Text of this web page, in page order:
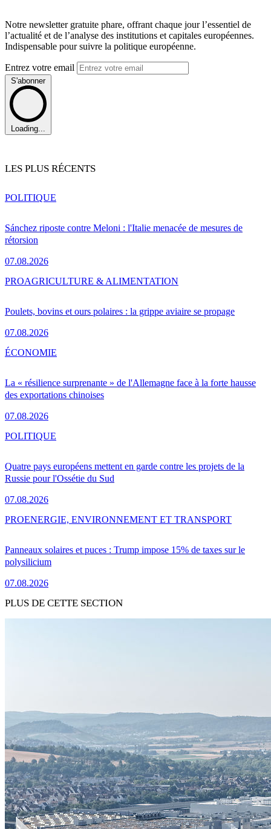
Notre newsletter gratuite phare, offrant chaque jour l’essentiel de
l’actualité et de l’analyse des institutions et capitales européennes.
Indispensable pour suivre la politique européenne.
Entrez votre email
S'abonner
Loading...
LES PLUS RÉCENTS
Sánchez riposte contre Meloni : l'Italie menacée de mesures de
rétorsion
07.08.2026
POLITIQUE
Poulets, bovins et ours polaires : la grippe aviaire se propage
07.08.2026
PROAGRICULTURE & ALIMENTATION
La « résilience surprenante » de l'Allemagne face à la forte hausse
des exportations chinoises
07.08.2026
ÉCONOMIE
Quatre pays européens mettent en garde contre les projets de la
Russie pour l'Ossétie du Sud
07.08.2026
POLITIQUE
Panneaux solaires et puces : Trump impose 15% de taxes sur le
polysilicium
07.08.2026
PROENERGIE, ENVIRONNEMENT ET TRANSPORT
PLUS DE CETTE SECTION